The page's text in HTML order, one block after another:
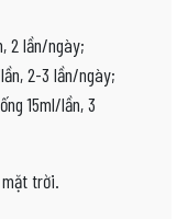
2 lần/ngày;
2-3 lần/ngày;
15ml/lần, 3
trời.